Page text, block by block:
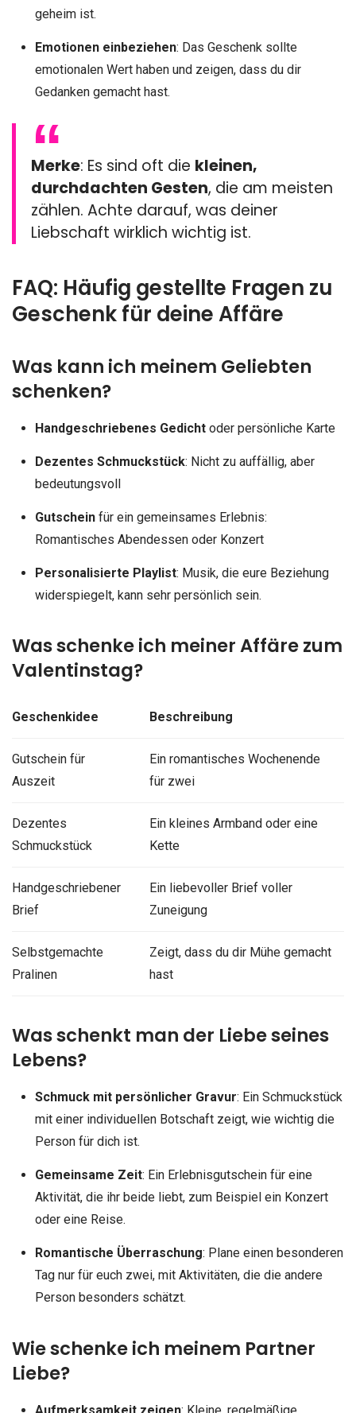
geheim ist.
Emotionen einbeziehen: Das Geschenk sollte
emotionalen Wert haben und zeigen, dass du dir
Gedanken gemacht hast.
Merke: Es sind oft die kleinen,
durchdachten Gesten, die am meisten
zählen. Achte darauf, was deiner
Liebschaft wirklich wichtig ist.
FAQ: Häufig gestellte Fragen zu
Geschenk für deine Affäre
Was kann ich meinem Geliebten
schenken?
Handgeschriebenes Gedichtoder persönliche Karte
Dezentes Schmuckstück: Nicht zu auffällig, aber
bedeutungsvoll
Gutscheinfür ein gemeinsames Erlebnis:
Romantisches Abendessen oder Konzert
Personalisierte Playlist: Musik, die eure Beziehung
widerspiegelt, kann sehr persönlich sein.
Was schenke ich meiner Affäre zum
Valentinstag?
Geschenkidee Beschreibung
Gutschein für
Auszeit
Ein romantisches Wochenende
für zwei
Dezentes
Schmuckstück
Ein kleines Armband oder eine
Kette
Handgeschriebener
Brief
Ein liebevoller Brief voller
Zuneigung
Selbstgemachte
Pralinen
Zeigt, dass du dir Mühe gemacht
hast
Was schenkt man der Liebe seines
Lebens?
Schmuck mit persönlicher Gravur: Ein Schmuckstück
mit einer individuellen Botschaft zeigt, wie wichtig die
Person für dich ist.
Gemeinsame Zeit: Ein Erlebnisgutschein für eine
Aktivität, die ihr beide liebt, zum Beispiel ein Konzert
oder eine Reise.
Romantische Überraschung: Plane einen besonderen
Tag nur für euch zwei, mit Aktivitäten, die die andere
Person besonders schätzt.
Wie schenke ich meinem Partner
Liebe?